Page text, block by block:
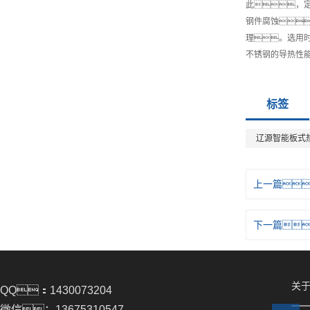
此，定
钢件腐蚀
理。选用
不锈钢的导热
标签
辽源智能板式
上一篇
下一篇
QQ：1430073204
关